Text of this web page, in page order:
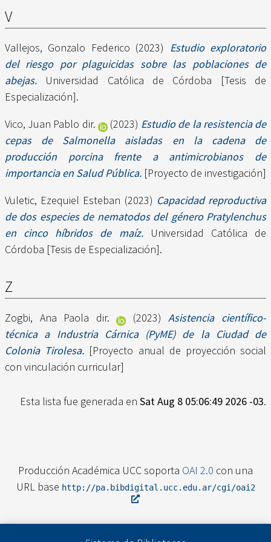
V
Vallejos, Gonzalo Federico (2023) Estudio exploratorio
del riesgo por plaguicidas sobre las poblaciones de
abejas. Universidad Católica de Córdoba [Tesis de
Especialización].
Vico, Juan Pablo dir.
(2023) Estudio de la resistencia de
cepas de Salmonella aisladas en la cadena de
producción porcina frente a antimicrobianos de
importancia en Salud Pública. [Proyecto de investigación]
Vuletic, Ezequiel Esteban (2023) Capacidad reproductiva
de dos especies de nematodos del género Pratylenchus
en cinco híbridos de maíz.Universidad Católica de
Córdoba [Tesis de Especialización].
Z
Zogbi, Ana Paola dir. (2023)Asistencia científico-
técnica a Industria Cárnica (PyME) de la Ciudad de
Colonia Tirolesa. [Proyecto anual de proyección social
con vinculación curricular]
Esta lista fue generada en Sat Aug 8 05:06:49 2026 -03.
Producción Académica UCC soporta OAI 2.0 con una
URL base http://pa.bibdigital.ucc.edu.ar/cgi/oai2